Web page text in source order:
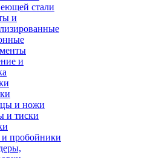
стали
и
и
и ножи
и тиски
и пробойники